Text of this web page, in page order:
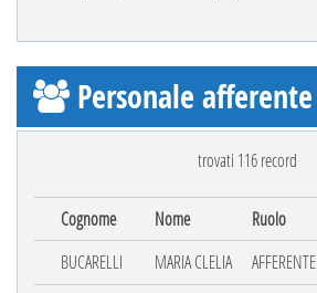
Personale afferente
trovati 116 record
Cognome Nome
Ruolo
BUCARELLI
MARIA CLELIA
AFFERENTE